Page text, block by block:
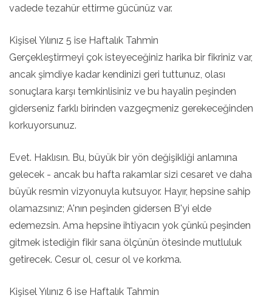
vadede tezahür ettirme gücünüz var.
Kişisel Yılınız 5 ise Haftalık Tahmin
Gerçekleştirmeyi çok isteyeceğiniz harika bir fikriniz var,
ancak şimdiye kadar kendinizi geri tuttunuz, olası
sonuçlara karşı temkinlisiniz ve bu hayalin peşinden
giderseniz farklı birinden vazgeçmeniz gerekeceğinden
korkuyorsunuz.
Evet. Haklısın. Bu, büyük bir yön değişikliği anlamına
gelecek - ancak bu hafta rakamlar sizi cesaret ve daha
büyük resmin vizyonuyla kutsuyor. Hayır, hepsine sahip
olamazsınız; A'nın peşinden gidersen B'yi elde
edemezsin. Ama hepsine ihtiyacın yok çünkü peşinden
gitmek istediğin fikir sana ölçünün ötesinde mutluluk
getirecek. Cesur ol, cesur ol ve korkma.
Kişisel Yılınız 6 ise Haftalık Tahmin